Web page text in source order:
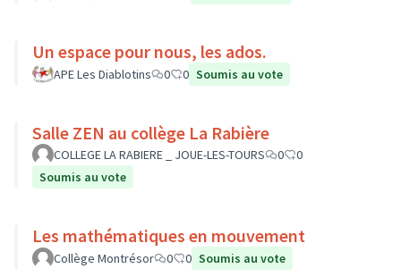
Un espace pour nous, les ados.
APE Les Diablotins 0 0 Soumis au vote
Salle ZEN au collège La Rabière
COLLEGE LA RABIERE _ JOUE-LES-TOURS 0
0
Soumis au vote
Les mathématiques en mouvement
Collège Montrésor 0 0 Soumis au vote